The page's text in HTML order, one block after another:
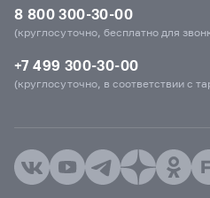
8 800 300-30-00
(круглосуточно, бесплатно для
+7 499 300-30-00
(круглосуточно, в соответствии с